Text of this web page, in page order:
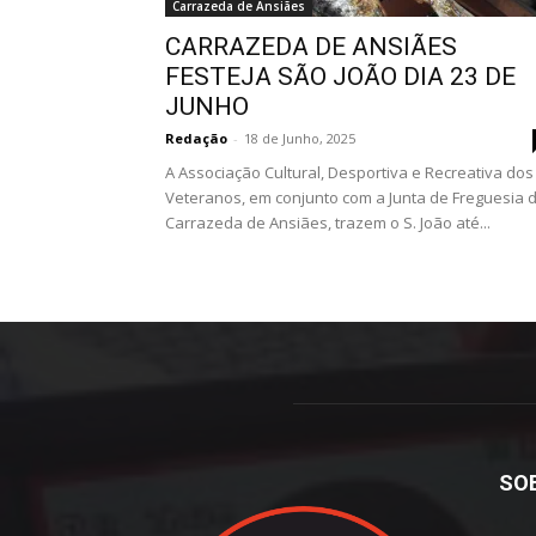
Carrazeda de Ansiães
CARRAZEDA DE ANSIÃES
FESTEJA SÃO JOÃO DIA 23 DE
JUNHO
Redação - 18 de Junho, 2025
A Associação Cultural, Desportiva e Recreativa dos
Veteranos, em conjunto com a Junta de Freguesia
Carrazeda de Ansiães, trazem o S. João até...